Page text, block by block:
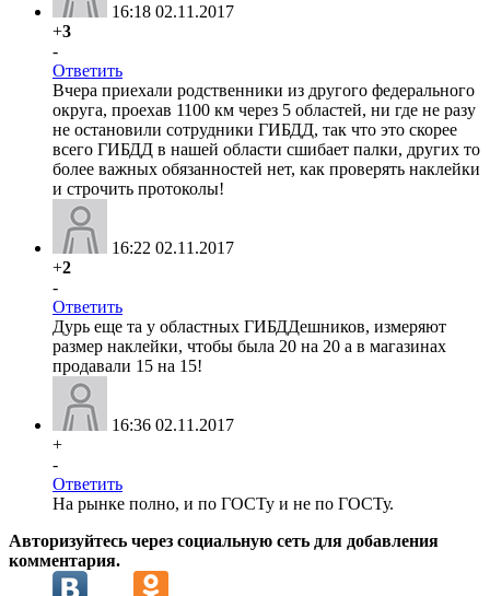
16:18 02.11.2017
+3
-
Ответить
Вчера приехали родственники из другого федерального
округа, проехав 1100 км через 5 областей, ни где не разу
не остановили сотрудники ГИБДД, так что это скорее
всего ГИБДД в нашей области сшибает палки, других то
более важных обязанностей нет, как проверять наклейки
и строчить протоколы!
16:22 02.11.2017
+2
-
Ответить
Дурь еще та у областных ГИБДДешников, измеряют
размер наклейки, чтобы была 20 на 20 а в магазинах
продавали 15 на 15!
16:36 02.11.2017
+
-
Ответить
На рынке полно, и по ГОСТу и не по ГОСТу.
Авторизуйтесь через социальную сеть для добавления
комментария.